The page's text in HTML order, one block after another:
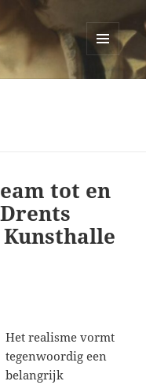
MENU
EN
tot en
Het realisme vormt
tegenwoordig een
belangrijk